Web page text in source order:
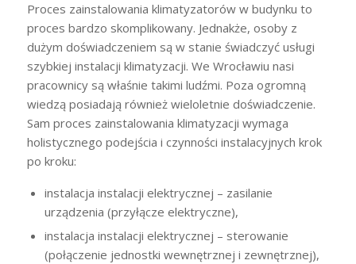
Proces zainstalowania klimatyzatorów w budynku to
proces bardzo skomplikowany. Jednakże, osoby z
dużym doświadczeniem są w stanie świadczyć usługi
szybkiej instalacji klimatyzacji. We Wrocławiu nasi
pracownicy są właśnie takimi ludźmi. Poza ogromną
wiedzą posiadają również wieloletnie doświadczenie.
Sam proces zainstalowania klimatyzacji wymaga
holistycznego podejścia i czynności instalacyjnych krok
po kroku:
instalacja instalacji elektrycznej – zasilanie
urządzenia (przyłącze elektryczne),
instalacja instalacji elektrycznej – sterowanie
(połączenie jednostki wewnętrznej i zewnętrznej),